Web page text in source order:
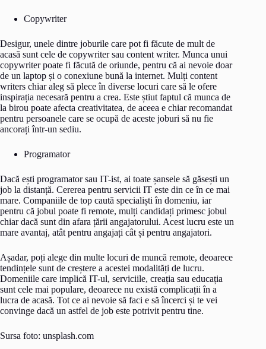
Copywriter
Desigur, unele dintre joburile care pot fi făcute de mult de
acasă sunt cele de copywriter sau content writer. Munca unui
copywriter poate fi făcută de oriunde, pentru că ai nevoie doar
de un laptop și o conexiune bună la internet. Mulți content
writers chiar aleg să plece în diverse locuri care să le ofere
inspirația necesară pentru a crea. Este știut faptul că munca de
la birou poate afecta creativitatea, de aceea e chiar recomandat
pentru persoanele care se ocupă de aceste joburi să nu fie
ancorați într-un sediu.
Programator
Dacă ești programator sau IT-ist, ai toate șansele să găsești un
job la distanță. Cererea pentru servicii IT este din ce în ce mai
mare. Companiile de top caută specialiști în domeniu, iar
pentru că jobul poate fi remote, mulți candidați primesc jobul
chiar dacă sunt din afara țării angajatorului. Acest lucru este un
mare avantaj, atât pentru angajați cât și pentru angajatori.
Așadar, poți alege din multe locuri de muncă remote, deoarece
tendințele sunt de creștere a acestei modalități de lucru.
Domeniile care implică IT-ul, serviciile, creația sau educația
sunt cele mai populare, deoarece nu există complicații în a
lucra de acasă. Tot ce ai nevoie să faci e să încerci și te vei
convinge dacă un astfel de job este potrivit pentru tine.
Sursa foto: unsplash.com